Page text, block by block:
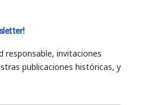
responsable, invitaciones
publicaciones históricas, y